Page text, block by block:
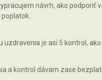
návrh, ako podporiť
uzdravenia je asi 5 kontrol,
a kontrol dávam zase